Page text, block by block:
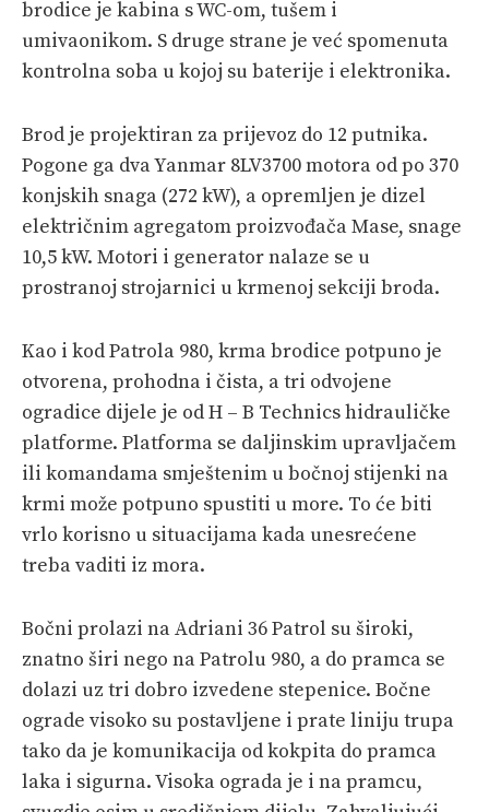
brodice je kabina s WC-om, tušem i
umivaonikom. S druge strane je već spomenuta
kontrolna soba u kojoj su baterije i elektronika.
Brod je projektiran za prijevoz do 12 putnika.
Pogone ga dva Yanmar 8LV3700 motora od po 370
konjskih snaga (272 kW), a opremljen je dizel
električnim agregatom proizvođača Mase, snage
10,5 kW. Motori i generator nalaze se u
prostranoj strojarnici u krmenoj sekciji broda.
Kao i kod Patrola 980, krma brodice potpuno je
otvorena, prohodna i čista, a tri odvojene
ogradice dijele je od H – B Technics hidrauličke
platforme. Platforma se daljinskim upravljačem
ili komandama smještenim u bočnoj stijenki na
krmi može potpuno spustiti u more. To će biti
vrlo korisno u situacijama kada unesrećene
treba vaditi iz mora.
Bočni prolazi na Adriani 36 Patrol su široki,
znatno širi nego na Patrolu 980, a do pramca se
dolazi uz tri dobro izvedene stepenice. Bočne
ograde visoko su postavljene i prate liniju trupa
tako da je komunikacija od kokpita do pramca
laka i sigurna. Visoka ograda je i na pramcu,